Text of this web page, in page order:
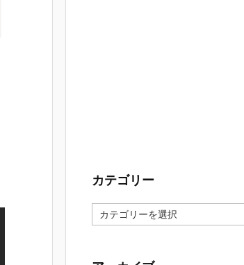
カテゴリー
カ
テ